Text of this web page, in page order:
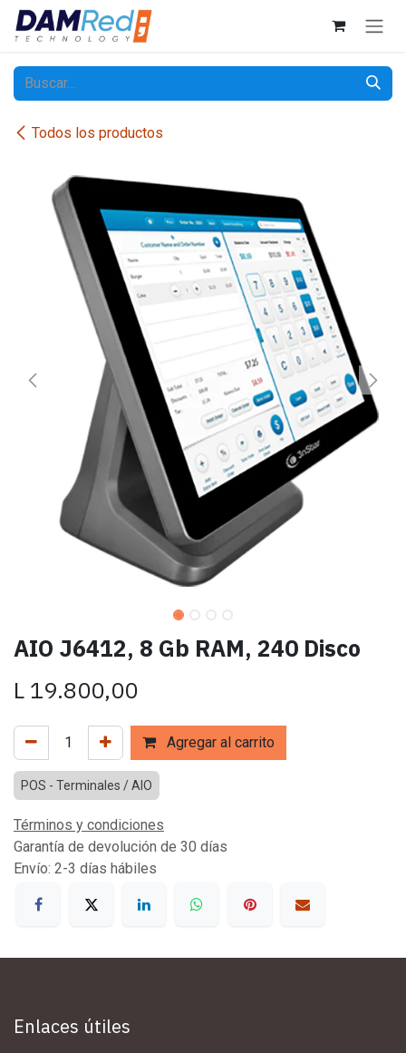
Ir al contenido
Todos los productos
AIO J6412, 8 Gb RAM, 240 Disco
L 19.800,00
Agregar al carrito
POS - Terminales / AIO
Términos y condiciones
Garantía de devolución de 30 días
Envío: 2-3 días hábiles
Enlaces útiles